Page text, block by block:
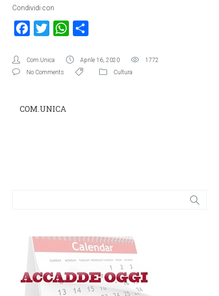
Condividi con
Facebook
TwitterWhatsApp
Com.Unica Aprile 16, 2020
1772
No Comments
Cultura
COM.UNICA